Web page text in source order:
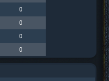
0
0
0
0